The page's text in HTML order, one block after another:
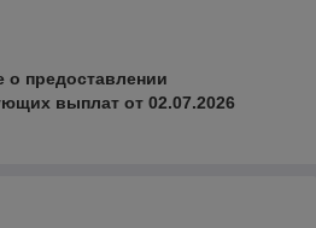
о предоставлении
выплат от 02.07.2026